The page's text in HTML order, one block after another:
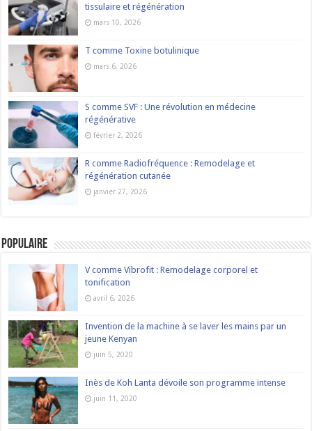
tissulaire et régénération
mars 10, 2026
T comme Toxine botulinique
mars 6, 2026
S comme SVF : Une révolution en médecine
régénérative
février 2, 2026
R comme Radiofréquence : Remodelage et
régénération cutanée
janvier 27, 2026
Populaire
V comme Vibrofit : Remodelage corporel et
tonification
avril 6, 2026
Invention de la machine à se laver les mains par un
jeune Kenyan
juin 5, 2020
Inès de Koh Lanta dévoile son programme intense
juin 11, 2020